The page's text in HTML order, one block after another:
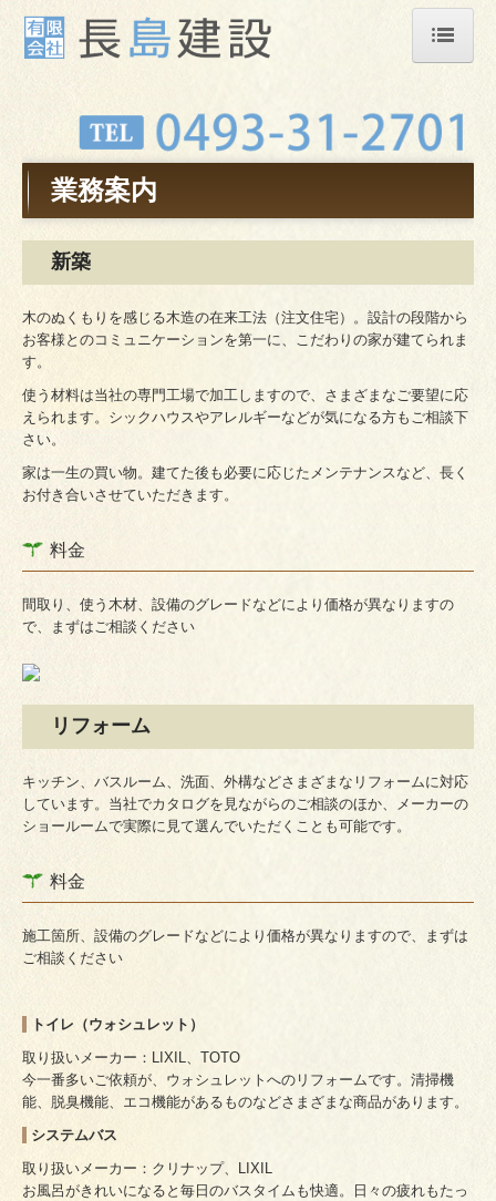
会社概要
業務案内
交通案内
ご相談から施工までの流れ
スタッフ紹介
採用情報
BLOG
業務案内
新築
木のぬくもりを感じる木造の在来工法（注文住宅）。設計の段階から
お客様とのコミュニケーションを第一に、こだわりの家が建てられま
す。
使う材料は当社の専門工場で加工しますので、さまざまなご要望に応
えられます。シックハウスやアレルギーなどが気になる方もご相談下
さい。
家は一生の買い物。建てた後も必要に応じたメンテナンスなど、長く
お付き合いさせていただきます。
料金
間取り、使う木材、設備のグレードなどにより価格が異なりますの
で、まずはご相談ください
リフォーム
キッチン、バスルーム、洗面、外構などさまざまなリフォームに対応
しています。当社でカタログを見ながらのご相談のほか、メーカーの
ショールームで実際に見て選んでいただくことも可能です。
料金
施工箇所、設備のグレードなどにより価格が異なりますので、まずは
ご相談ください
トイレ（ウォシュレット）
取り扱いメーカー：LIXIL、TOTO
今一番多いご依頼が、ウォシュレットへのリフォームです。清掃機
能、脱臭機能、エコ機能があるものなどさまざまな商品があります。
システムバス
取り扱いメーカー：クリナップ、LIXIL
お風呂がきれいになると毎日のバスタイムも快適。日々の疲れもたっ